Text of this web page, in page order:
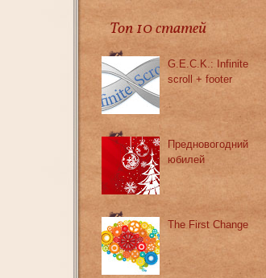
Топ 10 статей
G.E.C.K.: Infinite
scroll + footer
Предновогодний
юбилей
The First Change